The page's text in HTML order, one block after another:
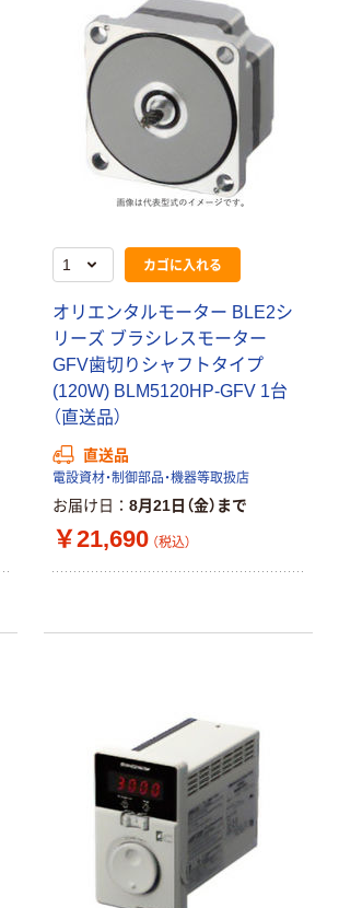
カゴに入れる
オリエンタルモーター BLE2シ
リーズ ブラシレスモーター
GFV歯切りシャフトタイプ
(120W) BLM5120HP-GFV 1台
（直送品）
直送品
電設資材・制御部品・機器等取扱店
お届け日 8月21日（金）まで
￥21,690 （税込）